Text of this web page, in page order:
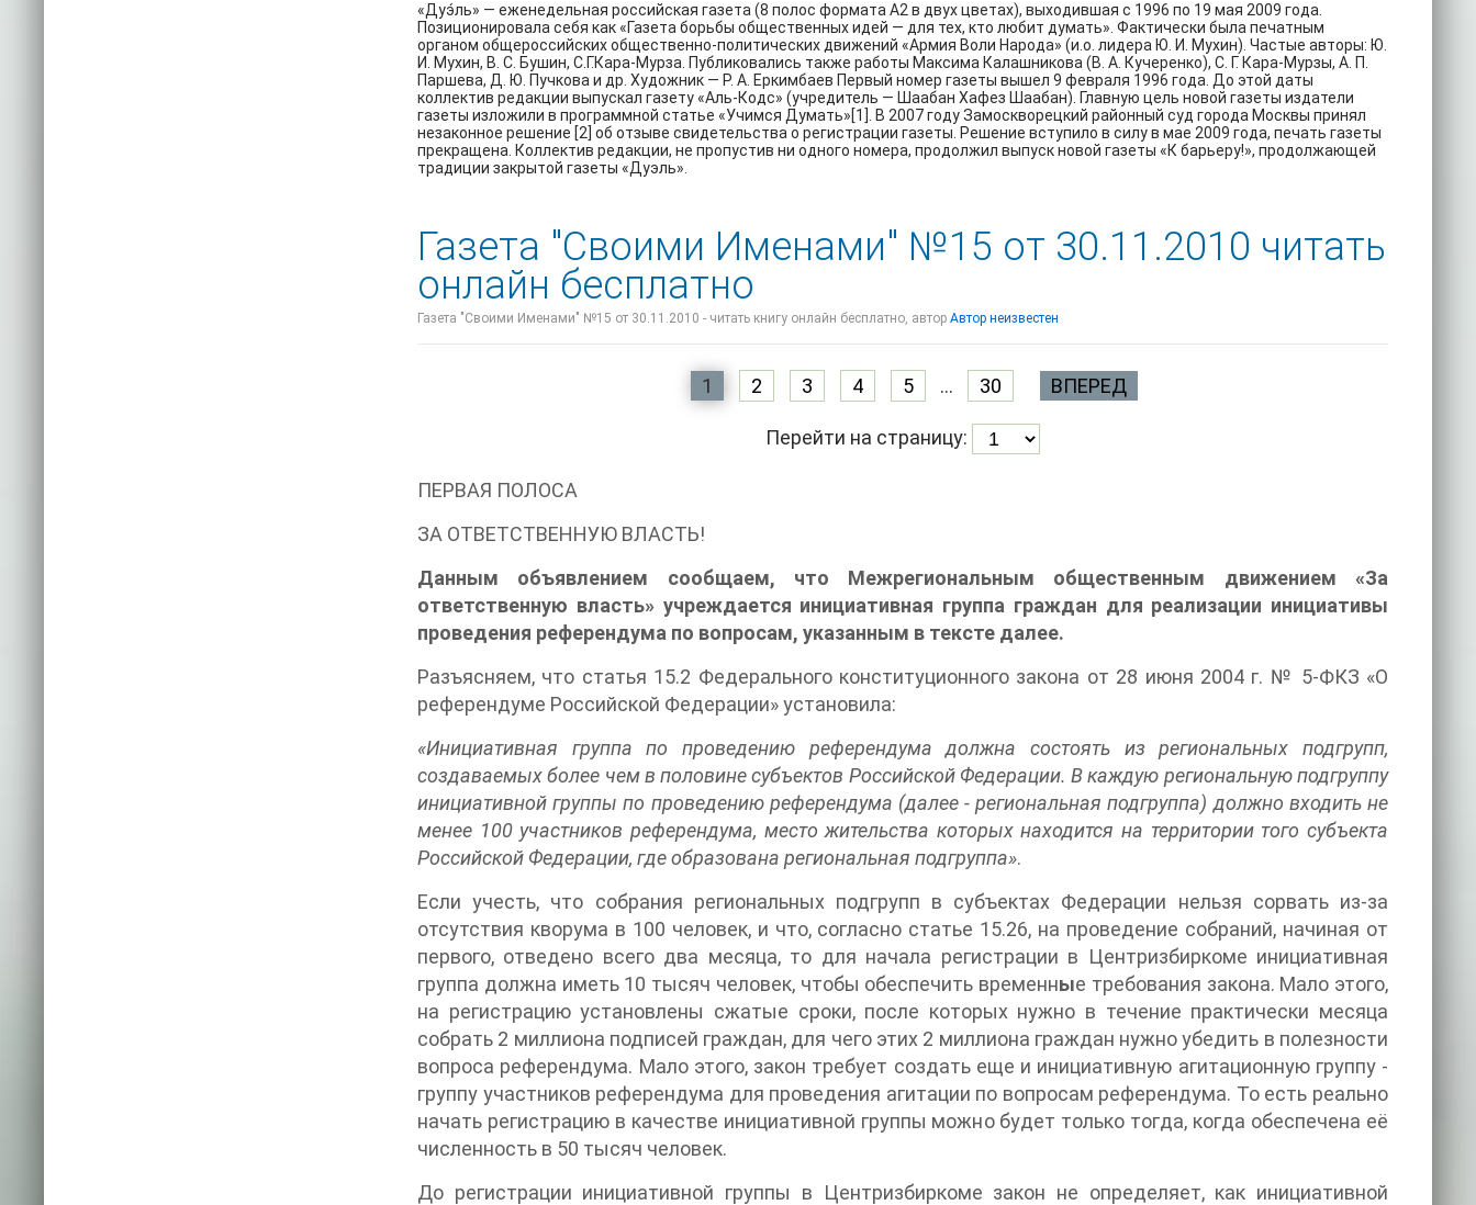
«Дуэ́ль» — еженедельная российская газета (8 полос формата А2 в двух цветах), выходившая с 1996 по 19 мая 2009 года.
Позиционировала себя как «Газета борьбы общественных идей — для тех, кто любит думать». Фактически была печатным
органом общероссийских общественно-политических движений «Армия Воли Народа» (и.о. лидера Ю. И. Мухин). Частые авторы: Ю.
И. Мухин, В. С. Бушин, С.Г.Кара-Мурза. Публиковались также работы Максима Калашникова (В. А. Кучеренко), С. Г. Кара-Мурзы, А. П.
Паршева, Д. Ю. Пучкова и др. Художник — Р. А. Еркимбаев Первый номер газеты вышел 9 февраля 1996 года. До этой даты
коллектив редакции выпускал газету «Аль-Кодс» (учредитель — Шаабан Хафез Шаабан). Главную цель новой газеты издатели
газеты изложили в программной статье «Учимся Думать»[1]. В 2007 году Замоскворецкий районный суд города Москвы принял
незаконное решение [2] об отзыве свидетельства о регистрации газеты. Решение вступило в силу в мае 2009 года, печать газеты
прекращена. Коллектив редакции, не пропустив ни одного номера, продолжил выпуск новой газеты «К барьеру!», продолжающей
традиции закрытой газеты «Дуэль».
Газета "Своими Именами" №15 от 30.11.2010 читать
онлайн бесплатно
Газета "Своими Именами" №15 от 30.11.2010 - читать книгу онлайн бесплатно, автор Автор неизвестен
1 2 3 4 5 ... 30 ВПЕРЕД
Перейти на страницу:
ПЕРВАЯ ПОЛОСА
ЗА ОТВЕТСТВЕННУЮ ВЛАСТЬ!
Данным объявлением сообщаем, что Межрегиональным общественным движением «За
ответственную власть» учреждается инициативная группа граждан для реализации инициативы
проведения референдума по вопросам, указанным в тексте далее.
Разъясняем, что статья 15.2 Федерального конституционного закона от 28 июня 2004 г. № 5-ФКЗ «О
референдуме Российской Федерации» установила:
«Инициативная группа по проведению референдума должна состоять из региональных подгрупп,
создаваемых более чем в половине субъектов Российской Федерации. В каждую региональную подгруппу
инициативной группы по проведению референдума (далее - региональная подгруппа) должно входить не
менее 100 участников референдума, место жительства которых находится на территории того субъекта
Российской Федерации, где образована региональная подгруппа».
Если учесть, что собрания региональных подгрупп в субъектах Федерации нельзя сорвать из-за
отсутствия кворума в 100 человек, и что, согласно статье 15.26, на проведение собраний, начиная от
первого, отведено всего два месяца, то для начала регистрации в Центризбиркоме инициативная
группа должна иметь 10 тысяч человек, чтобы обеспечить временные требования закона. Мало этого,
на регистрацию установлены сжатые сроки, после которых нужно в течение практически месяца
собрать 2 миллиона подписей граждан, для чего этих 2 миллиона граждан нужно убедить в полезности
вопроса референдума. Мало этого, закон требует создать еще и инициативную агитационную группу -
группу участников референдума для проведения агитации по вопросам референдума. То есть реально
начать регистрацию в качестве инициативной группы можно будет только тогда, когда обеспечена её
численность в 50 тысяч человек.
До регистрации инициативной группы в Центризбиркоме закон не определяет, как инициативной